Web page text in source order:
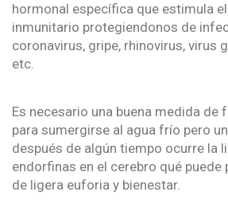
hormonal específica que estimula
inmunitario protegiendonos de
coronavirus, gripe, rhinovirus, virus
etc.
Es necesario una buena medida de
para sumergirse al agua frío pero
después de algún tiempo ocurre la
endorfinas en el cerebro qué puede
de ligera euforia y bienestar.